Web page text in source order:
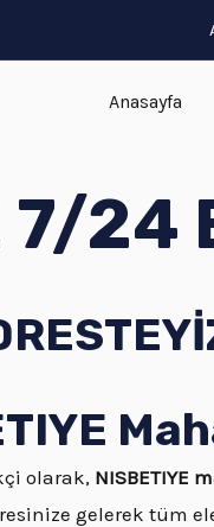
Anasayfa
7/
olarak, NISBETIYE
gelerek tüm